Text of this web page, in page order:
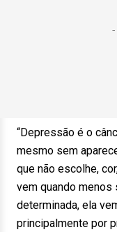
“Depressão é o
mesmo sem
que não escolhe,
vem quando menos
determinada, ela
principalmente por